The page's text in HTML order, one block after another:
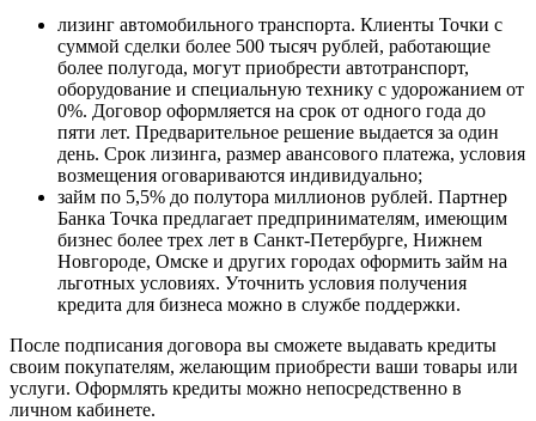
лизинг автомобильного транспорта. Клиенты Точки с
суммой сделки более 500 тысяч рублей, работающие
более полугода, могут приобрести автотранспорт,
оборудование и специальную технику с удорожанием от
0%. Договор оформляется на срок от одного года до
пяти лет. Предварительное решение выдается за один
день. Срок лизинга, размер авансового платежа, условия
возмещения оговариваются индивидуально;
займ по 5,5% до полутора миллионов рублей. Партнер
Банка Точка предлагает предпринимателям, имеющим
бизнес более трех лет в Санкт-Петербурге, Нижнем
Новгороде, Омске и других городах оформить займ на
льготных условиях. Уточнить условия получения
кредита для бизнеса можно в службе поддержки.
После подписания договора вы сможете выдавать кредиты
своим покупателям, желающим приобрести ваши товары или
услуги. Оформлять кредиты можно непосредственно в
личном кабинете.